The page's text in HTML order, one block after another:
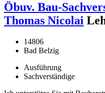
Öbuv. Bau-
Thomas Nicolai
14806
Bad Belzig
Ausführung
Sachverständige